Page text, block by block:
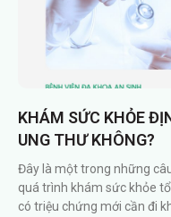
KHÁM SỨC KHỎE
UNG THƯ KHÔNG?
Đây là một trong những
quá trình khám sức khỏe
có triệu chứng mới cần đi